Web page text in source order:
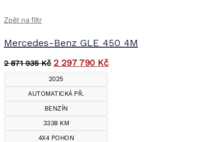
Zpět na filtr
Mercedes-Benz GLE 450 4M
2 871 935Kč 2 297 790 Kč
2025
AUTOMATICKÁ PŘ.
BENZÍN
3338 KM
4X4 POHON